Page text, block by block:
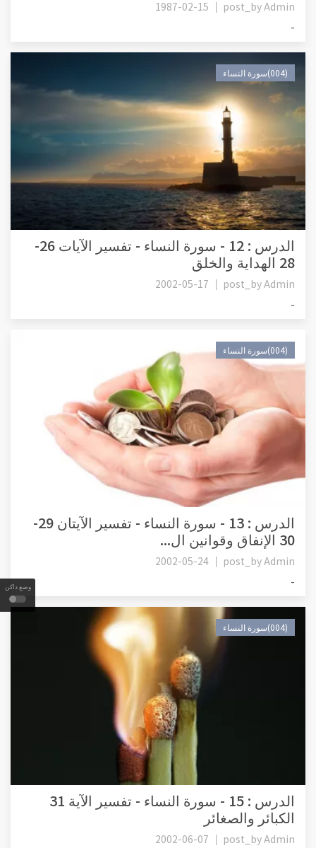
وضع داكن
post_byAdmin
1987-02-15
-
(004)سورة النساء
الدرس : 12 - سورة النساء - تفسير الآيات 26-
28 الهداية والخلق
post_byAdmin
2002-05-17
-
(004)سورة النساء
الدرس : 13 - سورة النساء - تفسير الآيتان 29-
30 الإنفاق وقوانين ال...
post_byAdmin
2002-05-24
-
(004)سورة النساء
الدرس : 15 - سورة النساء - تفسير الآية 31
الكبائر والصغائر
post_byAdmin
2002-06-07